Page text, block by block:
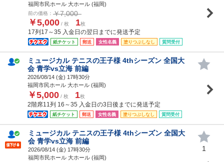
福岡市民ホール 大ホール (福岡)
前の価格： ￥7,000
￥5,000 / 枚 1枚
17列17～35 入金日の翌日までに発送予定
紙チケット 郵送 女性名義 塗りつぶしなし 質問受付
ミュージカル テニスの王子様 4thシーズン 全国大
会 青学vs立海 前編
2026/08/14 (金) 17時30分
福岡市民ホール 大ホール (福岡)
￥5,000 / 枚 1枚
2階席11列 16～35 入金日の3日後までに発送予定
紙チケット 郵送 女性名義 塗りつぶしなし 質問受付
ミュージカル テニスの王子様 4thシーズン 全国大
会 青学vs立海 前編
2026/08/14 (金) 17時30分
福岡市民ホール 大ホール (福岡)
1